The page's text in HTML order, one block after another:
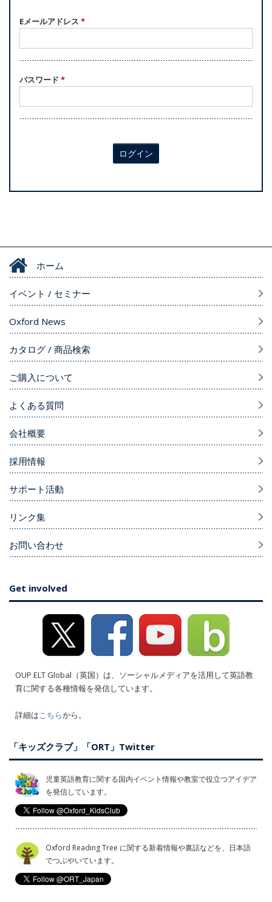
Eメールアドレス *
パスワード *
ログイン
ホーム
イベント / セミナー
Oxford News
カタログ / 商品検索
ご購入について
よくある質問
会社概要
採用情報
サポート活動
リンク集
お問い合わせ
Get involved
OUP ELT Global（英国）は、ソーシャルメディアを活用して英語教
育に関する各種情報を発信しています。
詳細はこちらから。
「キッズクラブ」「ORT」Twitter
児童英語教育に関する国内イベント情報や教室で役立つアイデア
を発信しています。
Oxford Reading Tree に関する新着情報や裏話などを、日本語
でつぶやいています。